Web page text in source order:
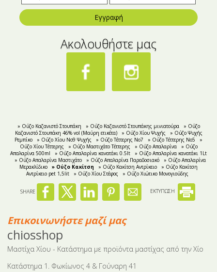
Εγγραφή
Ακολουθήστε μας
» Oύζο Καζανιστό Στουπάκη » Ούζο Καζανιστό Στουπάκης μινιατούρα
» Ούζο
Καζανιστό Στουπάκη 46% vol (Μαύρη ετικέτα)
» Oύζο Χίου Ψυχής
» Oύζο Ψυχής
Ρεμπίκο
» Oύζο Χίου Νο9 Ψυχής » Ούζο Τέττερης Νο7 » Ούζο Τέττερης Νo5
»
Ούζο Χίου Τέττερης
» Ούζο Μαστιχάτο Τέττερης » Ούζο Απαλαρίνα
» Ούζο
Απαλαρίνα 500ml
» Ούζο Απαλαρίνα κανατάκι 0.5lt
» Ούζο Απαλαρίνα κανατάκι 1Lt
» Ούζο Απαλαρίνα Μαστιχάτο
» Ούζο Απαλαρίνα Παραδοσιακό
» Ούζο Απαλαρίνα
Μερακλίδικο
» Ούζο Κακίτση » Ούζο Κακίτση Αντρίκειο
» Ούζο Κακίτση
Αντρίκειο pet 1,5lit
» Ούζο Χίου Στέφος » Ούζο Χιώτικο Μονογιούδης
SHARE ΕΚΤΥΠΩΣΗ
Επικοινωνήστε μαζί μας
chiosshop
Μαστίχα Χίου - Κατάστημα με προϊόντα μαστίχας από την Χίο
Κατάστημα 1. Φωκίωνος 4 & Γούναρη 41